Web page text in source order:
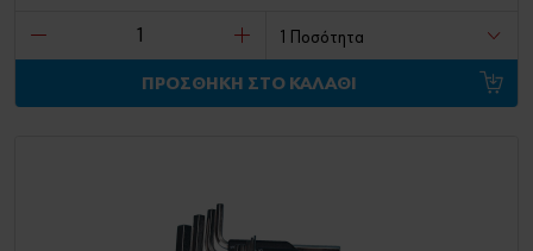
ΠΡΟΣΘΗΚΗ ΣΤΟ ΚΑΛΑΘΙ